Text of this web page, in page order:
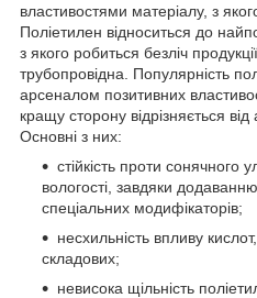
властивостями матеріалу, з
Поліетилен відноситься до
з якого робиться безліч
трубопровідна. Популярність
арсеналом позитивних
кращу сторону відрізняється від
Основні з них:
стійкість проти сонячного
вологості, завдяки
спеціальних модифікаторів;
несхильність впливу
складових;
невисока щільність